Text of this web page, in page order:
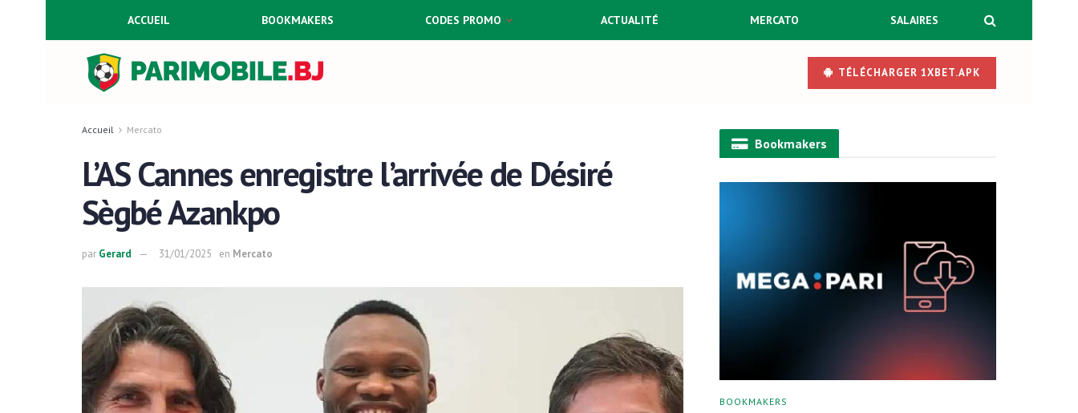
ACCUEIL BOOKMAKERS CODES PROMO ACTUALITÉ MERCATO SALAIRES
TÉLÉCHARGER 1XBET.APK
Accueil Mercato
L’AS Cannes enregistre l’arrivée de Désiré
Sègbé Azankpo
par Gerard 31/01/2025 en Mercato
Bookmakers
BOOKMAKERS